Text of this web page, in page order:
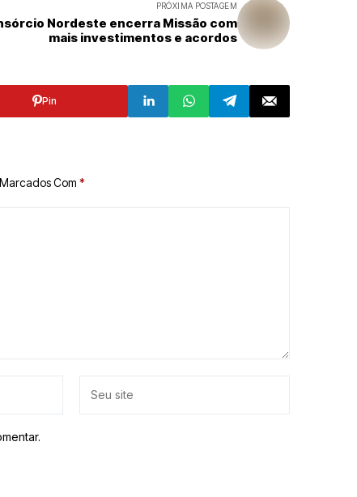
PRÓXIMA POSTAGEM
Nordeste encerra Missão com
mais investimentos e acordos
Pin
Com *